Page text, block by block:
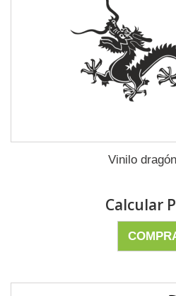
Vinilo
Calcular